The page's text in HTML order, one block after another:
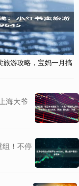
旅游攻略，宝妈一月搞
海大爷
组！不停